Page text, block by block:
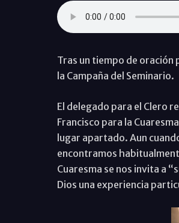
Tras un tiempo de oración
la Campaña del Seminario.
El delegado para el Clero
Francisco para la
lugar apartado. Aun
encontramos
Cuaresma se nos invita a
Dios una experiencia